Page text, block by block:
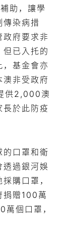
助，讓學
傳染病措
政府要求非
已入托的
基金會亦
非受政府
供2,000澳
長於此防疫
的口罩和衛
透過銀河娛
購口罩，
捐贈100萬
個口罩，